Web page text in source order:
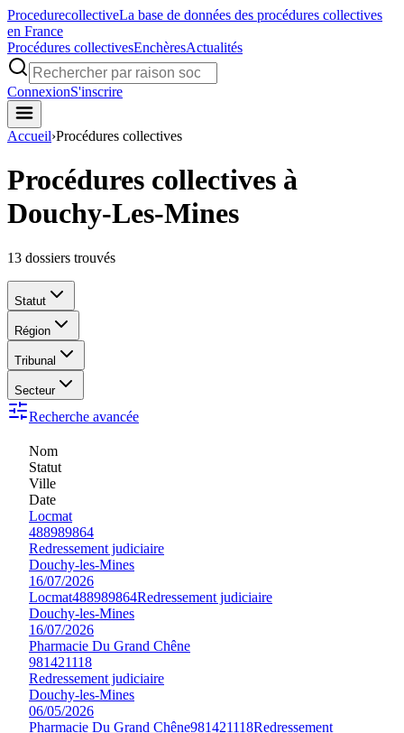
ProcedurecollectiveLa base de données des procédures collectives
en France
Procédures collectivesEnchèresActualités
ConnexionS'inscrire
Accueil›Procédures collectives
Procédures collectives à
Douchy-Les-Mines
13 dossiers trouvés
Statut
Région
Tribunal
Secteur
Recherche avancée
Nom
Statut
Ville
Date
Locmat
488989864
Redressement judiciaire
Douchy-les-Mines
16/07/2026
Locmat488989864Redressement judiciaire
Douchy-les-Mines
16/07/2026
Pharmacie Du Grand Chêne
981421118
Redressement judiciaire
Douchy-les-Mines
06/05/2026
Pharmacie Du Grand Chêne981421118Redressement